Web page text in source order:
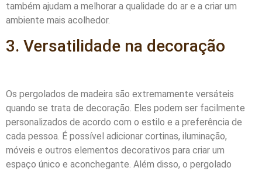
também ajudam a melhorar a qualidade do ar e a criar um
ambiente mais acolhedor.
3. Versatilidade na decoração
Os pergolados de madeira são extremamente versáteis
quando se trata de decoração. Eles podem ser facilmente
personalizados de acordo com o estilo e a preferência de
cada pessoa. É possível adicionar cortinas, iluminação,
móveis e outros elementos decorativos para criar um
espaço único e aconchegante. Além disso, o pergolado